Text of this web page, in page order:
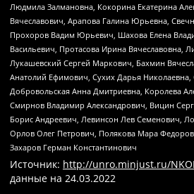
Людмила Залмановна, Кокорина Екатерина
Вячеславович, Арапова Галина Юрьевна,
Прохоров Вадим Юрьевич, Шахова Елена
Васильевич, Протасова Ирина Вячеславовна,
Лукашевский Сергей Маркович, Бахмин
Анатолий Ефимович, Сухих Дарья Николаевна,
Добровольская Анна Дмитриевна, Королева
Смирнов Владимир Александрович, Вицин
Борис Андреевич, Левинсон Лев Семенович,
Орлов Олег Петрович, Полякова Мара
Захаров Герман Константинович
Источник: http://unro.minjust.ru/
данные на 24.03.2022